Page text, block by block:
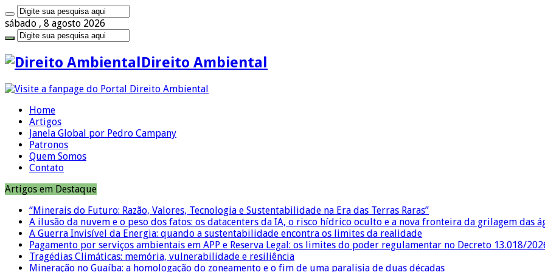
sábado , 8 agosto 2026
Direito Ambiental
Home
Artigos
Janela Global por Pedro Campany
Patronos
Quem Somos
Contato
Artigos em Destaque
“Minerais do Futuro: Razão, Valores, Tecnologia e Sustentabilidade na Era das Terras Raras”
A ilusão da nuvem e o peso dos fatos: os datacenters da IA, o risco hídrico oculto e a nova fronteira da grilagem das
A Guerra Invisível da Energia: quando a sustentabilidade encontra os limites da realidade
Pagamento por serviços ambientais em APP e Reserva Legal: os limites do poder regulamentar no Decreto 13.018/
Tragédias Climáticas: memória, vulnerabilidade e resiliência
Mineração no Guaíba: a homologação do zoneamento e o fim de uma paralisia de duas décadas